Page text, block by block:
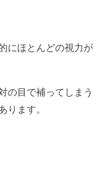
にほとんどの視力が
の目で補ってしまう
ります。